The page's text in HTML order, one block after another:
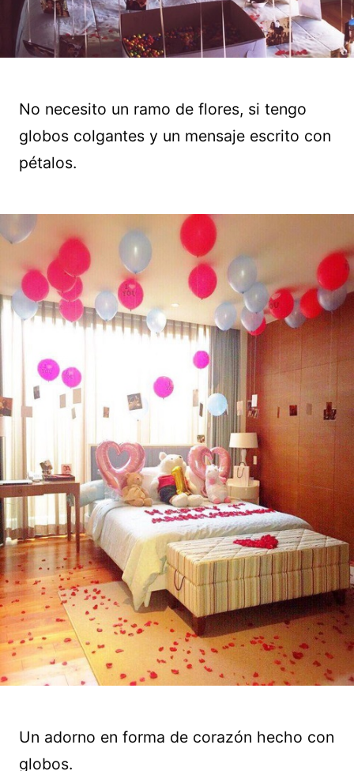
No necesito un ramo de flores, si tengo
globos colgantes y un mensaje escrito con
pétalos.
Un adorno en forma de corazón hecho con
globos.